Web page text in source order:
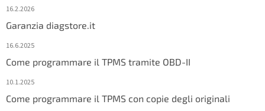
16.2.2026
Garanzia diagstore.it
16.6.2025
Come programmare il TPMS tramite OBD-II
10.1.2025
Come programmare il TPMS con copie degli originali